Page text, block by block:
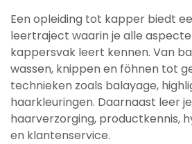
Een opleiding tot kapper biedt
leertraject waarin je alle
kappersvak leert kennen. Van
wassen, knippen en föhnen tot
technieken zoals balayage,
haarkleuringen. Daarnaast leer
haarverzorging, productkennis,
en klantenservice.